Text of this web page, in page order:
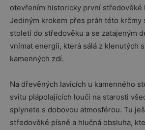
otevřením historicky první středověké
Jediným krokem přes práh této krčmy
století do středověku a se zatajeným
vnímat energii, která sálá z klenutých
kamenných zdí.
Na dřevěných lavicích u kamenného
svitu plápolajících loučí na starosti
splynete s dobovou atmosférou. Tu
středověké písně a hlučná obsluha,